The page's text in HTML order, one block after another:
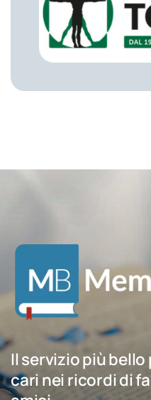
Il servizio più
cari nei ricordi di